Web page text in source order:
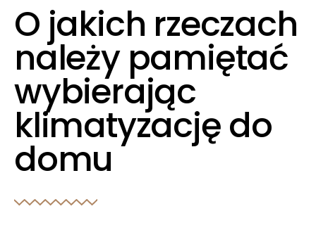
O jakich rzeczach
należy pamiętać
wybierając
klimatyzację do
domu